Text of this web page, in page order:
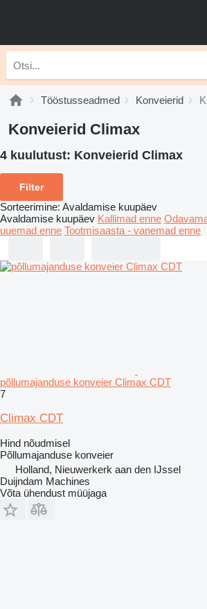
Tööstusseadmed Konveierid
Konveierid Climax
4 kuulutust: Konveierid Climax
Filter
Sorteerimine: Avaldamise kuupäev
Avaldamise kuupäev Kallimad enne
uuemad enne Tootmisaasta - vanemad enne
põllumajanduse konveier Climax CDT
7
Climax CDT
Hind nõudmisel
Põllumajanduse konveier
Holland, Nieuwerkerk aan den IJssel
Duijndam Machines
Võta ühendust müüjaga